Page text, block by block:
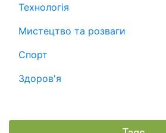
Технологія
Мистецтво та розваги
Спорт
Здоров'я